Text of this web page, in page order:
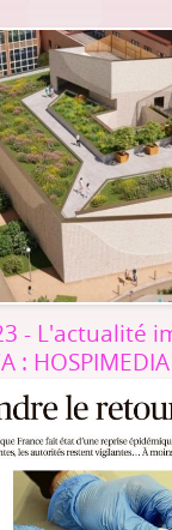
- L'actualité
: